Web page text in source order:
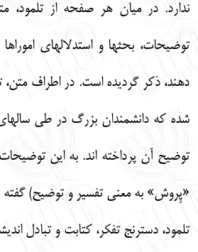
ندارد. در ميان هر صفحه از تلمود،
توضيحات، بحثها و استدلالهاي
دهند، ذكر گرديده است. در اطراف متن،
شده كه دانشمندان بزرگ در طي
توضيح آن پرداخته اند. به اين
«پِروش» به معني تفسير و توضيح)
تلمود، دسترنج تفكر، كتابت و تبادل